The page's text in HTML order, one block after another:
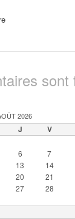
sont
2026
J V
6 7
13 14
20 21
27 28